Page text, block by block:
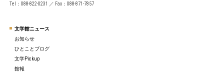
Tel：088-822-0231 ／ Fax：088-871-7857
文学館ニュース
お知らせ
ひとことブログ
文学Pickup
館報